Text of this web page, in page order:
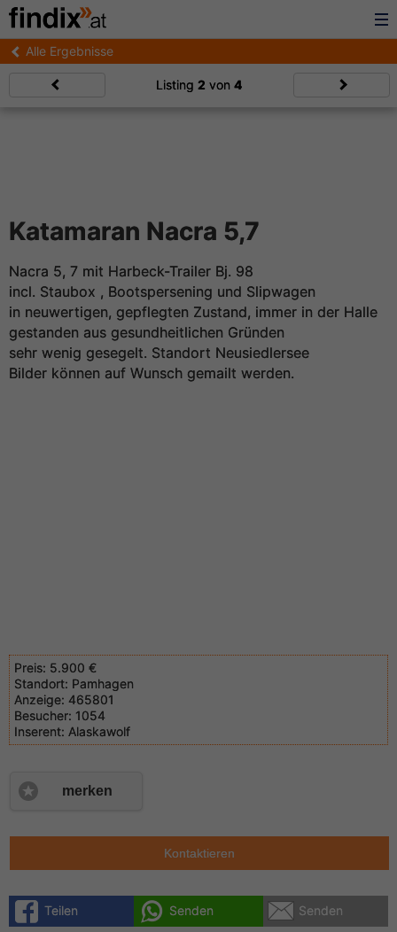
Alle Ergebnisse
Listing 2 von 4
Katamaran Nacra 5,7
Nacra 5, 7 mit Harbeck-Trailer Bj. 98
incl. Staubox , Bootspersening und Slipwagen
in neuwertigen, gepflegten Zustand, immer in der Halle
gestanden aus gesundheitlichen Gründen
sehr wenig gesegelt. Standort Neusiedlersee
Bilder können auf Wunsch gemailt werden.
Preis: 5.900 €
Standort: Pamhagen
Anzeige: 465801
Besucher: 1054
Inserent: Alaskawolf
merken
Kontaktieren
Teilen Senden Senden